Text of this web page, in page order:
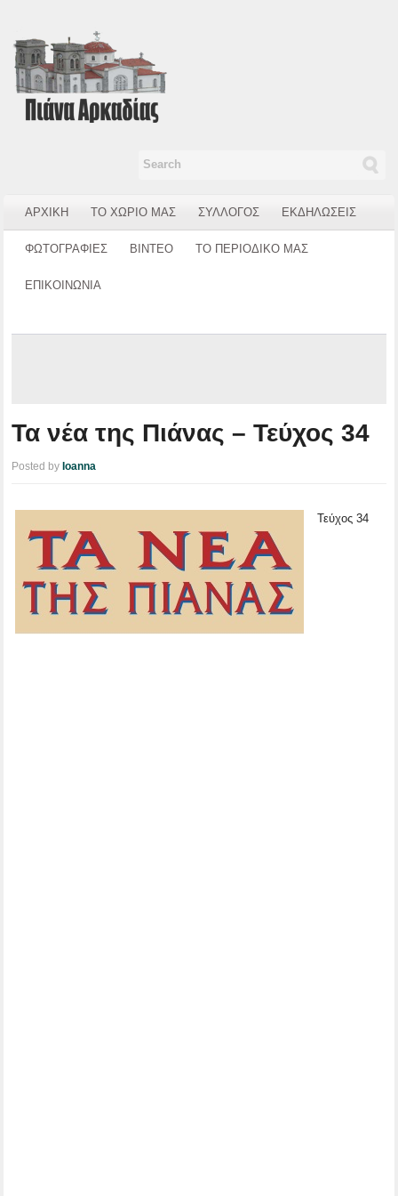
ΑΡΧΙΚΗ ΤΟ ΧΩΡΙΟ ΜΑΣ ΣΥΛΛΟΓΟΣ ΕΚΔΗΛΩΣΕΙΣ
ΦΩΤΟΓΡΑΦΙΕΣ ΒΙΝΤΕΟ ΤΟ ΠΕΡΙΟΔΙΚΟ ΜΑΣ
ΕΠΙΚΟΙΝΩΝΙΑ
Τα νέα της Πιάνας – Τεύχος 34
Posted by Ioanna
Τεύχος 34